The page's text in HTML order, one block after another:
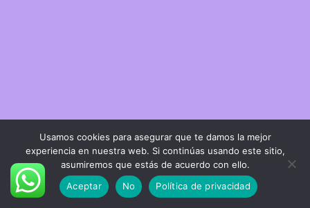
Usamos cookies para asegurar que te damos la mejor
experiencia en nuestra web. Si continúas usando este sitio,
asumiremos que estás de acuerdo con ello.
Aceptar
No Política de privacidad